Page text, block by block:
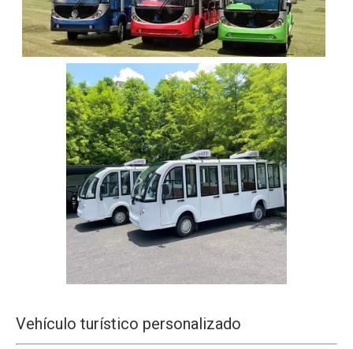
Vehículo turístico personalizado